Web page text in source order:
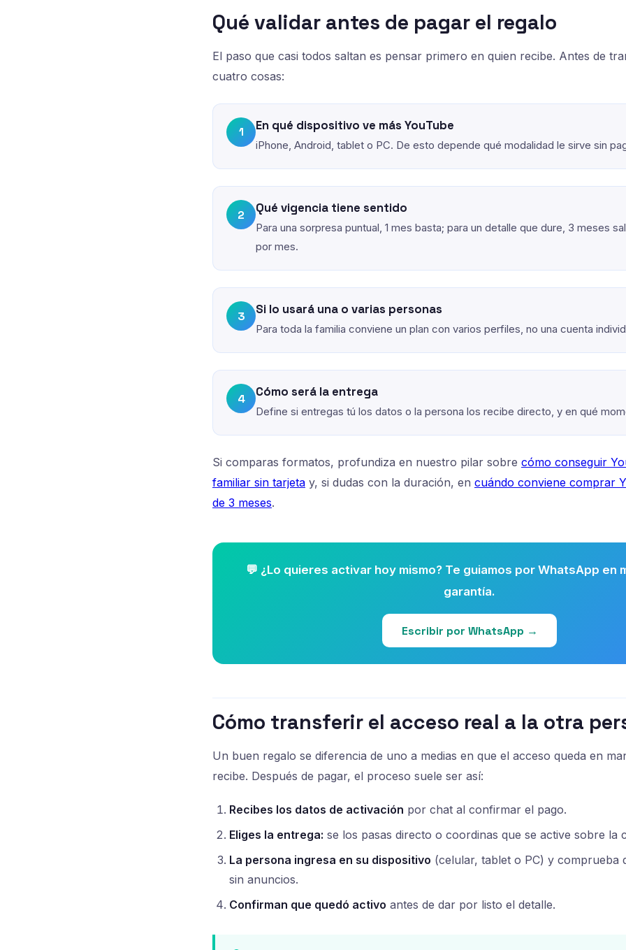
Qué validar antes de pagar el regalo
El paso que casi todos saltan es pensar primero en quien recibe. Antes de
cuatro cosas:
1 En qué dispositivo ve más YouTube
iPhone, Android, tablet o PC. De esto depende qué modalidad le sirve sin
2 Qué vigencia tiene sentido
Para una sorpresa puntual, 1 mes basta; para un detalle que dure, 3 meses
por mes.
3 Si lo usará una o varias personas
Para toda la familia conviene un plan con varios perfiles, no una cuenta
4 Cómo será la entrega
Define si entregas tú los datos o la persona los recibe directo, y en qué
Si comparas formatos, profundiza en nuestro pilar sobre cómo conseguir
familiar sin tarjeta y, si dudas con la duración, en cuándo conviene comprar
de 3 meses.
💬 ¿Lo quieres activar hoy mismo? Te guiamos por WhatsApp en
garantía.
Escribir por WhatsApp →
Cómo transferir el acceso real a la otra
Un buen regalo se diferencia de uno a medias en que el acceso queda en
recibe. Después de pagar, el proceso suele ser así:
Recibes los datos de activación por chat al confirmar el pago.
Eliges la entrega: se los pasas directo o coordinas que se active sobre la
La persona ingresa en su dispositivo (celular, tablet o PC) y comprueba
sin anuncios.
Confirman que quedó activo antes de dar por listo el detalle.